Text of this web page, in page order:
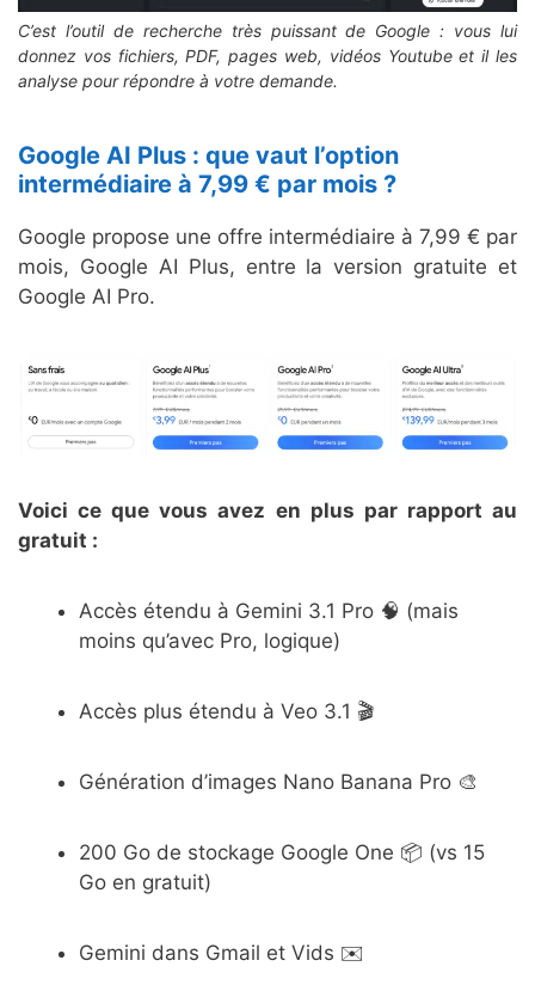
C’est l’outil de recherche très puissant de Google : vous lui
donnez vos fichiers, PDF, pages web, vidéos Youtube et il les
analyse pour répondre à votre demande.
Google AI Plus : que vaut l’option
intermédiaire à 7,99 € par mois ?
Google propose une offre intermédiaire à 7,99 € par
mois, Google AI Plus, entre la version gratuite et
Google AI Pro.
Voici ce que vous avez en plus par rapport au
gratuit :
Accès étendu à Gemini 3.1 Pro 🧠 (mais
moins qu’avec Pro, logique)
Accès plus étendu à Veo 3.1 🎬
Génération d’images Nano Banana Pro 🎨
200 Go de stockage Google One 📦 (vs 15
Go en gratuit)
Gemini dans Gmail et Vids ✉️